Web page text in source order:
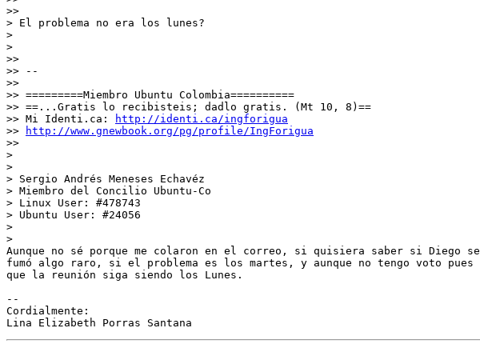
>>
> El problema no era los lunes?
>
>
>>
>> --
>>
>> =========Miembro Ubuntu Colombia==========
>> ==...Gratis lo recibisteis; dadlo gratis. (Mt 10, 8)==
>> Mi Identi.ca:
http://identi.ca/ingforigua
>>
http://www.gnewbook.org/pg/profile/IngForigua
>>
>
>
> Sergio Andrés Meneses Echavéz
> Miembro del Concilio Ubuntu-Co
> Linux User: #478743
> Ubuntu User: #24056
>
>
Aunque no sé porque me colaron en el correo, si quisiera saber si Diego se
fumó algo raro, si el problema es los martes, y aunque no tengo voto pues
que la reunión siga siendo los Lunes.
--
Cordialmente: